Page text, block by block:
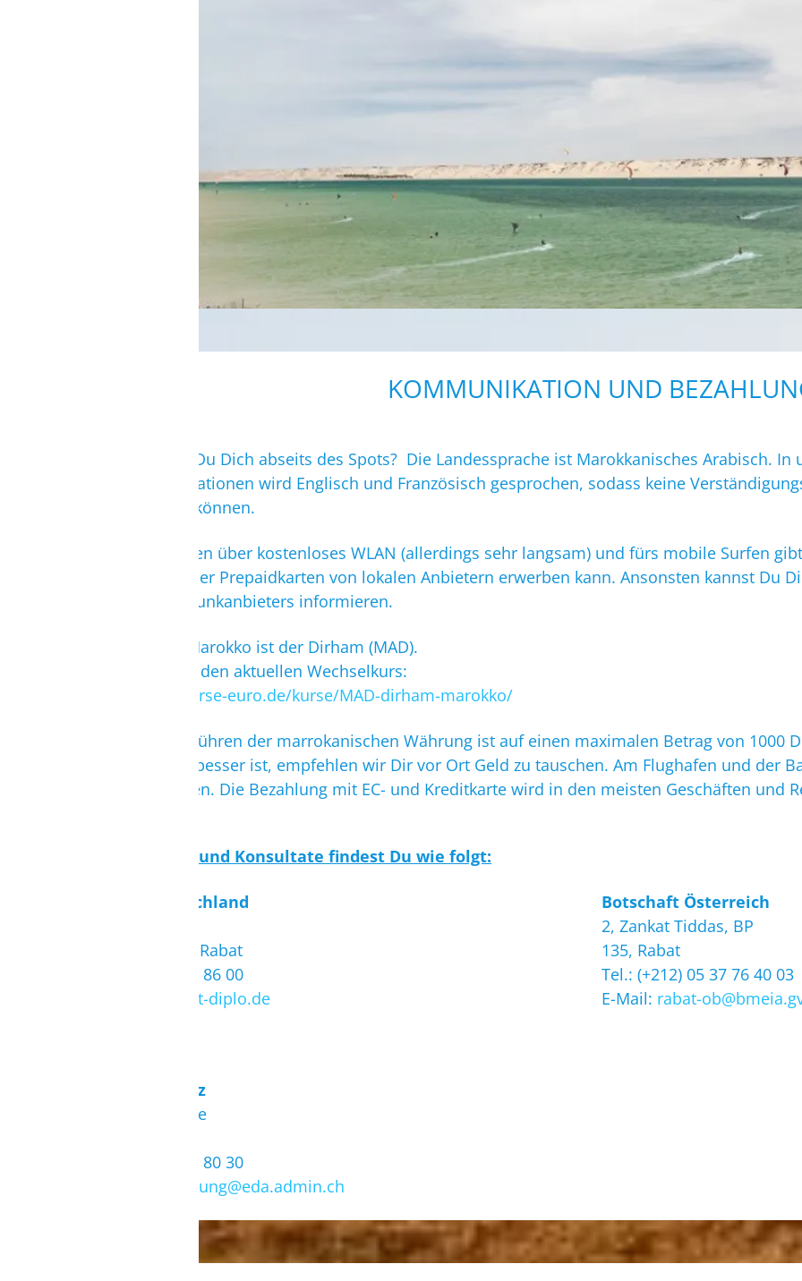
KOMMUNIKATION UND
Wie verständigst Du Dich abseits des Spots? Die Landessprache ist Marokkanisches Arabisch.
Wing/Windsurf Stationen wird Englisch und Französisch gesprochen, sodass keine
Dakhla auftreten können.
Die Hotels verfügen über kostenloses WLAN (allerdings sehr langsam) und fürs mobile Surfen
man Surfsticks oder Prepaidkarten von lokalen Anbietern erwerben kann. Ansonsten kannst Du
deutschen Mobilfunkanbieters informieren.
Die Währung in Marokko ist der Dirham (MAD).
Anbei ein Link für den aktuellen Wechselkurs:
https://wechselkurse-euro.de/kurse/MAD-dirham-marokko/
Das Ein- und Ausführen der marrokanischen Währung ist auf einen maximalen Betrag von 1000
meistens vor Ort besser ist, empfehlen wir Dir vor Ort Geld zu tauschen. Am Flughafen und der
abgehoben werden. Die Bezahlung mit EC- und Kreditkarte wird in den meisten Geschäften und
Die Botschaften und Konsultate findest Du wie folgt:
Botschaft Deutschland
Zankat Madnine - Rabat
Tel.: (+212) 253 21 86 00
info@rabat-diplo.de
Konsulat Schweiz
Square de Berkane
Tel.: (+212) 537 26 80 30
rab.vertretung@eda.admin.ch
Botschaft Österreich
2, Zankat Tiddas, BP
135, Rabat
Tel.: (+212) 05 37 76 40 03
E-Mail: rabat-